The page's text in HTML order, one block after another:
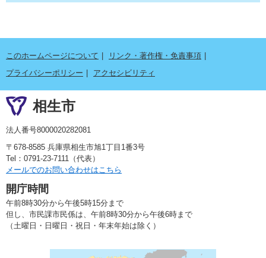
このホームページについて
リンク・著作権・免責事項
プライバシーポリシー
アクセシビリティ
相生市
法人番号8000020282081
〒678-8585 兵庫県相生市旭1丁目1番3号
Tel：0791-23-7111（代表）
メールでのお問い合わせはこちら
開庁時間
午前8時30分から午後5時15分まで
但し、市民課市民係は、午前8時30分から午後6時まで
（土曜日・日曜日・祝日・年末年始は除く）